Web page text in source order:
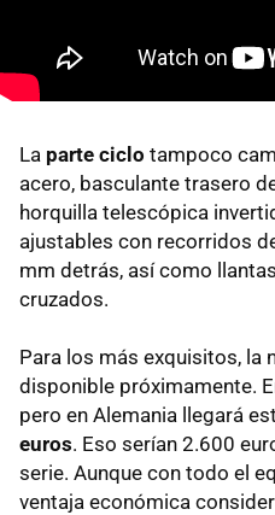
La parte ciclo tampoco
acero, basculante trasero
horquilla telescópica
ajustables con recorridos
mm detrás, así como
cruzados.
Para los más exquisitos, la
disponible próximamente.
pero en Alemania llegará
euros. Eso serían 2.600
serie. Aunque con todo el
ventaja económica